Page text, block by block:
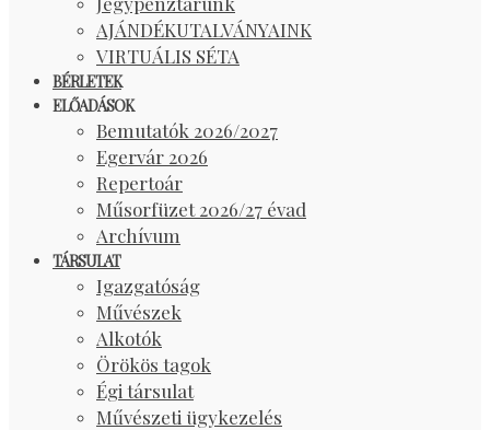
AJÁNDÉKUTALVÁNYAINK
VIRTUÁLIS SÉTA
BÉRLETEK
ELŐADÁSOK
Bemutatók 2026/2027
Egervár 2026
Repertoár
Műsorfüzet 2026/27 évad
Archívum
TÁRSULAT
Igazgatóság
Művészek
Alkotók
Örökös tagok
Égi társulat
Művészeti ügykezelés